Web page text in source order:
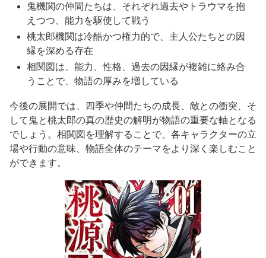
鬼機関の仲間たちは、それぞれ過去やトラウマを抱
えつつ、能力を駆使して戦う
桃太郎機関は冷酷かつ権力的で、主人公たちとの因
縁を深める存在
相関図は、能力、性格、過去の因縁が複雑に絡み合
うことで、物語の厚みを増している
今後の展開では、四季や仲間たちの成長、敵との衝突、そ
して鬼と桃太郎の真の歴史の解明が物語の重要な軸となる
でしょう。相関図を理解することで、各キャラクターの立
場や行動の意味、物語全体のテーマをより深く楽しむこと
ができます。